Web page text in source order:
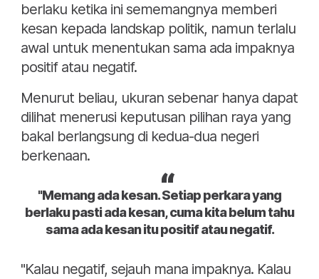
berlaku ketika ini sememangnya memberi
kesan kepada landskap politik, namun terlalu
awal untuk menentukan sama ada impaknya
positif atau negatif.
Menurut beliau, ukuran sebenar hanya dapat
dilihat menerusi keputusan pilihan raya yang
bakal berlangsung di kedua-dua negeri
berkenaan.
"Memang ada kesan. Setiap perkara yang
berlaku pasti ada kesan, cuma kita belum tahu
sama ada kesan itu positif atau negatif.
"Kalau negatif, sejauh mana impaknya. Kalau